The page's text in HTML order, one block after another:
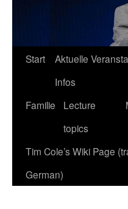
Start
Aktuelle
Infos
Familie
Lecture
topics
Tim Cole’s Wiki Page
German)